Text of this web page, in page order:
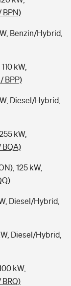
BPN)
Benzin/Hybrid,
kW,
BPP)
Diesel/Hybrid,
kW,
BQA)
125 kW,
Diesel/Hybrid,
Diesel/Hybrid,
kW,